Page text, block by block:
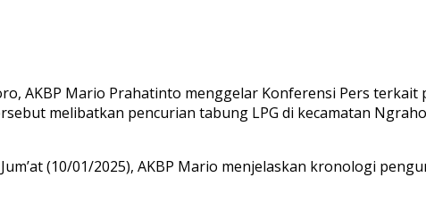
AKBP Mario Prahatinto menggelar Konferensi Pers
melibatkan pencurian tabung LPG di kecamatan
(10/01/2025), AKBP Mario menjelaskan kronologi